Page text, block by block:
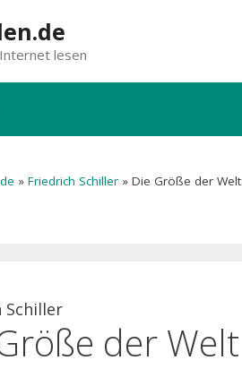
lesen
» Friedrich Schiller » Die Größe der Welt
Schiller
der Welt